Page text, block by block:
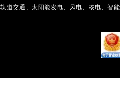
道交通、太阳能发电、风电、核电、智能